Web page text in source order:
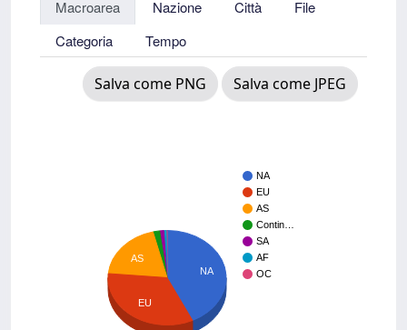
Macroarea Nazione Città
File
Categoria
Tempo
Salva come PNG Salva come JPEG
NA
EU
AS
Contin…
SA
AF
OC
NA
AS
EU